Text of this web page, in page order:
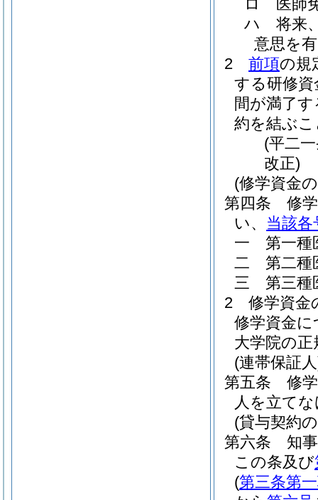
ロ
医師
ハ
将来
意思を
2
前項の規
する研修
間が満了
約を結ぶ
(平二
改正)
(修学資金
第四条
修
い、 当該各
一
第一
二
第二
三
第三
2
修学資金
修学資金
大学院の
(連帯保証
第五条
修
人を立て
(貸与契約
第六条
知
この条及び
(第三条第